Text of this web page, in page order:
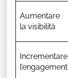
Aumentare
la visibilità
Incrementare
l’engagement